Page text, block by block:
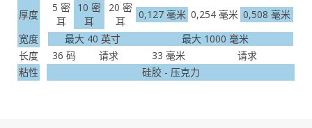
厚度
5 密
耳
10 密
耳
20 密
耳
0,127 毫米 0,254 毫米 0,508 毫米
宽度
最大 40 英寸
最大 1000 毫米
长度
36 码 请求 33 毫米
请求
粘性
硅胶 - 压克力